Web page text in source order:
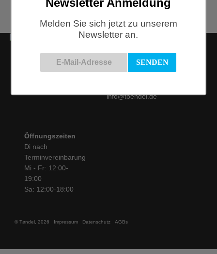
Siemensstraße 9
50825 Köln
info@toendel.de
Öffnungszeiten
Di nach
Terminvereinbarung
Mi - Fr: 12:00-
19:00
Sa: 12:00-18:00
© Tøndel, 2026 Impressum Datenschutz AGBs
Newsletter Anmeldung
Melden Sie sich jetzt zu unserem
Newsletter an.